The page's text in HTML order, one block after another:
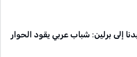
إلى برلين: شباب عربي يقود الحوار